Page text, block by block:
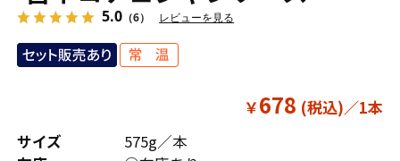
5.0 （6） レビューを見る
￥678
サイズ 575g／本